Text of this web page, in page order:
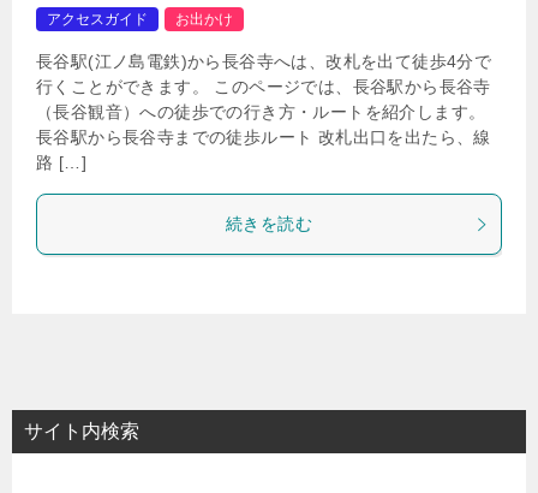
アクセスガイド
お出かけ
長谷駅(江ノ島電鉄)から長谷寺へは、改札を出て徒歩4分で
行くことができます。 このページでは、長谷駅から長谷寺
（長谷観音）への徒歩での行き方・ルートを紹介します。
長谷駅から長谷寺までの徒歩ルート 改札出口を出たら、線
路 […]
続きを読む
サイト内検索